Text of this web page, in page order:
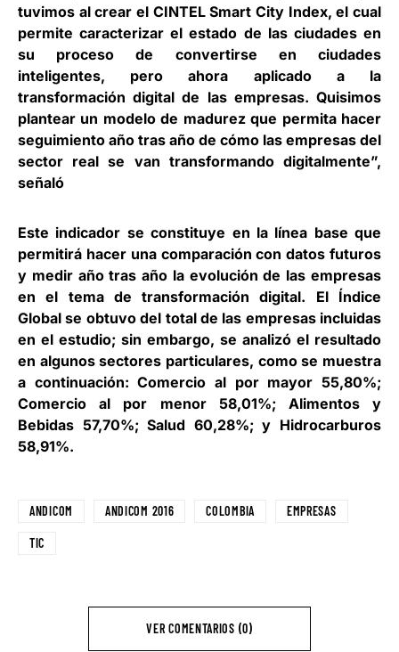
tuvimos al crear el CINTEL Smart City Index, el cual
permite caracterizar el estado de las ciudades en
su proceso de convertirse en ciudades
inteligentes, pero ahora aplicado a la
transformación digital de las empresas. Quisimos
plantear un modelo de madurez que permita hacer
seguimiento año tras año de cómo las empresas del
sector real se van transformando digitalmente”,
señaló
Este indicador se constituye en la línea base que
permitirá hacer una comparación con datos futuros
y medir año tras año la evolución de las empresas
en el tema de transformación digital. El Índice
Global se obtuvo del total de las empresas incluidas
en el estudio; sin embargo, se analizó el resultado
en algunos sectores particulares, como se muestra
a continuación: Comercio al por mayor 55,80%;
Comercio al por menor 58,01%; Alimentos y
Bebidas 57,70%; Salud 60,28%; y Hidrocarburos
58,91%.
ANDICOM ANDICOM 2016 COLOMBIA EMPRESAS
TIC
VER COMENTARIOS (0)